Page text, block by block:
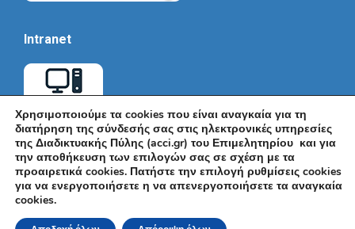
Intranet
© Εμπορικό και Βιομηχανικό Επιμελητήριο Αθηνών 2026 |
Ακαδημίας 7, ΤΚ: 10671, Αθήνα, Τηλ: +30 210 3604815, e-mail:
Χρησιμοποιούμε τα cookies που είναι αναγκαία για τη
διατήρηση της σύνδεσής σας στις ηλεκτρονικές υπηρεσίες
της Διαδικτυακής Πύλης (acci.gr) του Επιμελητηρίου και για
την αποθήκευση των επιλογών σας σε σχέση με τα
προαιρετικά cookies. Πατήστε την επιλογή ρυθμίσεις cookies
για να ενεργοποιήσετε η να απενεργοποιήσετε τα αναγκαία
cookies.